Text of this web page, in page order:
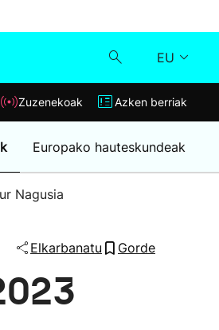
EU
Klisk
Zuzenekoak
Azken berriak
Zuzenekoak Azken berriak
Europako hauteskundeak
Nagusia
Elkarbanatu Gorde